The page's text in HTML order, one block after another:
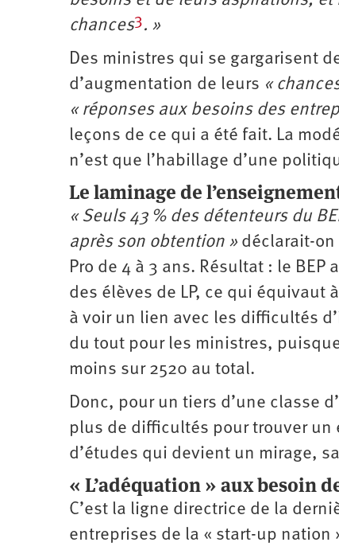
chances3. »
Des ministres qui se gargarisent
d’augmentation de leurs «
« réponses aux besoins des
leçons de ce qui a été fait. La
n’est que l’habillage d’une
Le laminage de
« Seuls 43 % des détenteurs du
après son obtention » déclarait-
Pro de 4 à 3 ans. Résultat : le
des élèves de LP, ce qui équivaut
à voir un lien avec les difficultés
du tout pour les ministres,
moins sur 2520 au total.
Donc, pour un tiers d’une classe
plus de difficultés pour trouver un
d’études qui devient un mirage,
« L’adéquation » aux besoin
C’est la ligne directrice de la
entreprises de la « start-up nation